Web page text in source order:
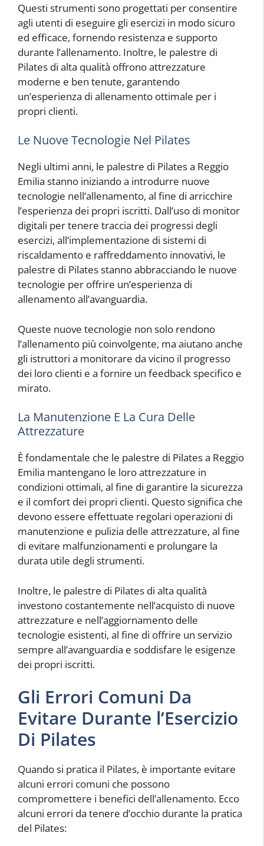
Questi strumenti sono progettati per consentire
agli utenti di eseguire gli esercizi in modo sicuro
ed efficace, fornendo resistenza e supporto
durante l’allenamento. Inoltre, le palestre di
Pilates di alta qualità offrono attrezzature
moderne e ben tenute, garantendo
un’esperienza di allenamento ottimale per i
propri clienti.
Le Nuove Tecnologie Nel Pilates
Negli ultimi anni, le palestre di Pilates a Reggio
Emilia stanno iniziando a introdurre nuove
tecnologie nell’allenamento, al fine di arricchire
l’esperienza dei propri iscritti. Dall’uso di monitor
digitali per tenere traccia dei progressi degli
esercizi, all’implementazione di sistemi di
riscaldamento e raffreddamento innovativi, le
palestre di Pilates stanno abbracciando le nuove
tecnologie per offrire un’esperienza di
allenamento all’avanguardia.
Queste nuove tecnologie non solo rendono
l’allenamento più coinvolgente, ma aiutano anche
gli istruttori a monitorare da vicino il progresso
dei loro clienti e a fornire un feedback specifico e
mirato.
La Manutenzione E La Cura Delle
Attrezzature
È fondamentale che le palestre di Pilates a Reggio
Emilia mantengano le loro attrezzature in
condizioni ottimali, al fine di garantire la sicurezza
e il comfort dei propri clienti. Questo significa che
devono essere effettuate regolari operazioni di
manutenzione e pulizia delle attrezzature, al fine
di evitare malfunzionamenti e prolungare la
durata utile degli strumenti.
Inoltre, le palestre di Pilates di alta qualità
investono costantemente nell’acquisto di nuove
attrezzature e nell’aggiornamento delle
tecnologie esistenti, al fine di offrire un servizio
sempre all’avanguardia e soddisfare le esigenze
dei propri iscritti.
Gli Errori Comuni Da
Evitare Durante l’Esercizio
Di Pilates
Quando si pratica il Pilates, è importante evitare
alcuni errori comuni che possono
compromettere i benefici dell’allenamento. Ecco
alcuni errori da tenere d’occhio durante la pratica
del Pilates: